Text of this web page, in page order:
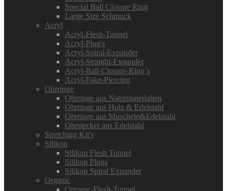
Special Ball Closure Ring
Large Size Schmuck
Acryl
Acryl-Flesh-Tunnel
Acryl-Plug's
Acryl-Spiral-Expander
Acryl-Straight-Expander
Acryl-Ball-Closure-Ring`s
Acryl-Fake-Piercing
Ohrringe
Ohrringe aus Naturmaterialien
Ohrringe aus Holz & Edelstahl
Ohrringe aus Muscheln&Edelstahl
Ohrstecker aus Edelstahl
Stretching Kit's
Silikon
Silikon Flesh Tunnel
Silikon Plugs
Silikon Spiral Expander
Organic
Organic-Flesh-Tunnel